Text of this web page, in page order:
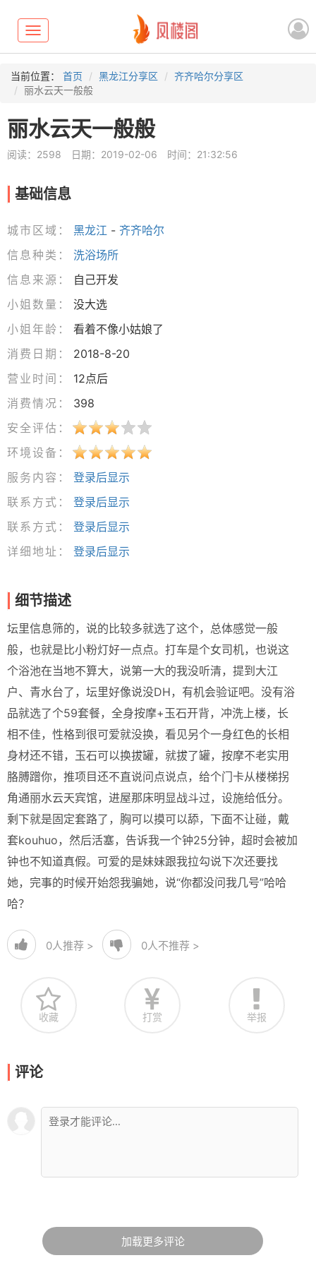
Toggle
navigation
当前位置： 首页 黑龙江分享区
齐齐哈尔分享区
丽水云天一般般
丽水云天一般般
阅读：2598 日期：2019-02-06 时间：21:32:56
基础信息
城市区域： 黑龙江 - 齐齐哈尔
信息种类：
洗浴场所
信息来源：
自己开发
小姐数量：
没大选
小姐年龄：
看着不像小姑娘了
消费日期：
2018-8-20
营业时间：
12点后
消费情况：
398
安全评估：
环境设备：
服务内容：
登录后显示
联系方式：
登录后显示
联系方式：
登录后显示
详细地址：
登录后显示
细节描述
坛里信息筛的，说的比较多就选了这个，总体感觉一般
般，也就是比小粉灯好一点点。打车是个女司机，也说这
个浴池在当地不算大，说第一大的我没听清，提到大江
户、青水台了，坛里好像说没DH，有机会验证吧。没有浴
品就选了个59套餐，全身按摩+玉石开背，冲洗上楼，长
相不佳，性格到很可爱就没换，看见另个一身红色的长相
身材还不错，玉石可以换拔罐，就拔了罐，按摩不老实用
胳膊蹭你，推项目还不直说问点说点，给个门卡从楼梯拐
角通丽水云天宾馆，进屋那床明显战斗过，设施给低分。
剩下就是固定套路了，胸可以摸可以舔，下面不让碰，戴
套kouhuo，然后活塞，告诉我一个钟25分钟，超时会被加
钟也不知道真假。可爱的是妹妹跟我拉勾说下次还要找
她，完事的时候开始怨我骗她，说“你都没问我几号”哈哈
哈？
0人推荐 > 0人不推荐 >
收藏 打赏 举报
评论
加载更多评论